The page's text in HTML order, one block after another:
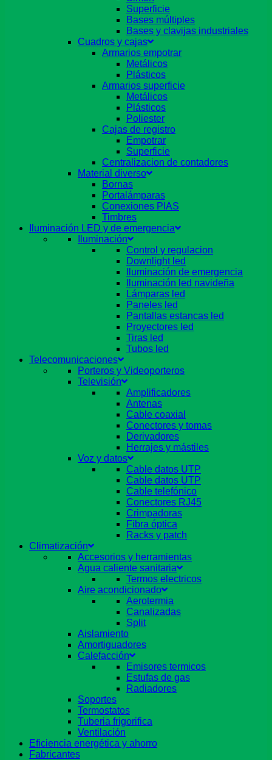
Superficie
Bases múltiples
Bases y clavijas industriales
Cuadros y cajas
Armarios empotrar
Metálicos
Plásticos
Armarios superficie
Metálicos
Plásticos
Poliester
Cajas de registro
Empotrar
Superficie
Centralizacion de contadores
Material diverso
Bornas
Portalámparas
Conexiones PIAS
Timbres
Iluminación LED y de emergencia
Iluminación
Control y regulacion
Downlight led
Iluminación de emergencia
Iluminación led navideña
Lámparas led
Paneles led
Pantallas estancas led
Proyectores led
Tiras led
Tubos led
Telecomunicaciones
Porteros y Videoporteros
Televisión
Amplificadores
Antenas
Cable coaxial
Conectores y tomas
Derivadores
Herrajes y mástiles
Voz y datos
Cable datos UTP
Cable datos UTP
Cable telefónico
Conectores RJ45
Crimpadoras
Fibra óptica
Racks y patch
Climatización
Accesorios y herramientas
Agua caliente sanitaria
Termos electricos
Aire acondicionado
Aerotermia
Canalizadas
Split
Aislamiento
Amortiguadores
Calefacción
Emisores termicos
Estufas de gas
Radiadores
Soportes
Termostatos
Tuberia frigorifica
Ventilación
Eficiencia energética y ahorro
Fabricantes